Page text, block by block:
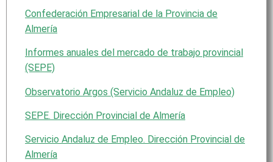
Confederación Empresarial de la Provincia de
Almería
Informes anuales del mercado de trabajo provincial
(SEPE)
Observatorio Argos (Servicio Andaluz de Empleo)
SEPE. Dirección Provincial de Almería
Servicio Andaluz de Empleo. Dirección Provincial de
Almería